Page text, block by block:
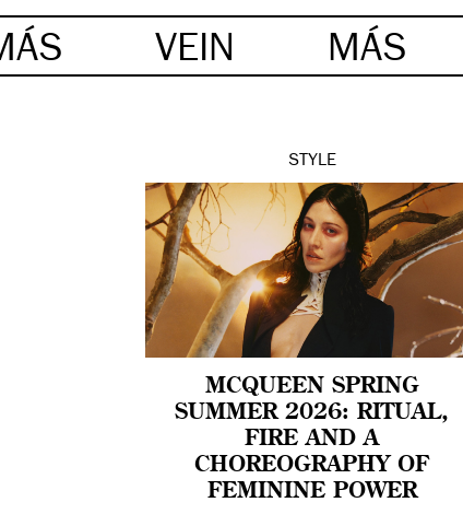
VEIN MÁS
STYLE
MCQUEEN SPRING
SUMMER 2026: RITUAL,
FIRE AND A
CHOREOGRAPHY OF
FEMININE POWER